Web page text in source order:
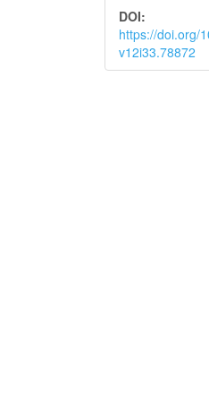
DOI:
https://doi.org/
v12i33.78872